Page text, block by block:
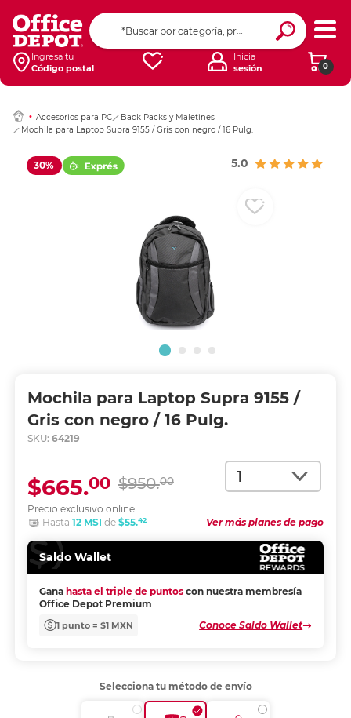
Ingresa tu
Código postal
0
Inicia
sesión
Accesorios para PC
Back Packs y Maletines
Mochila para Laptop Supra 9155 / Gris con negro / 16 Pulg.
30% 5.0
Mochila para Laptop Supra 9155 /
Gris con negro / 16 Pulg.
SKU: 64219
Cantidad
Precio exclusivo online
$950.00
$665.00
Ver más planes de pago
Hasta 12 MSI de $55.42
Saldo Wallet
Gana hasta el triple de puntos con nuestra membresía
Office Depot Premium
1 punto = $1 MXN Conoce Saldo Wallet
Ingresar Codigo
Selecciona tu método de envío